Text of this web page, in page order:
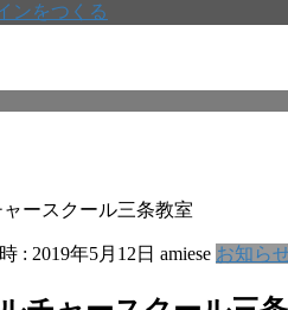
ンをつくる
ースクール三条教室
: 2019年5月12日 amiese お知ら